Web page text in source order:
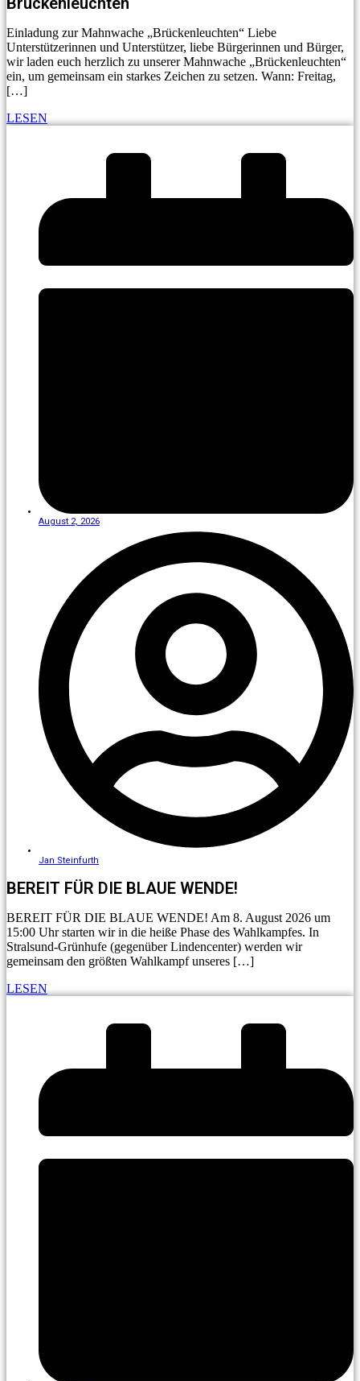
Einladung zur Mahnwache „Brückenleuchten“ Liebe
Unterstützerinnen und Unterstützer, liebe Bürgerinnen und Bürger,
wir laden euch herzlich zu unserer Mahnwache „Brückenleuchten“
ein, um gemeinsam ein starkes Zeichen zu setzen. Wann: Freitag,
[…]
LESEN
August 2, 2026
Jan Steinfurth
BEREIT FÜR DIE BLAUE WENDE!
BEREIT FÜR DIE BLAUE WENDE! Am 8. August 2026 um
15:00 Uhr starten wir in die heiße Phase des Wahlkampfes. In
Stralsund-Grünhufe (gegenüber Lindencenter) werden wir
gemeinsam den größten Wahlkampf unseres […]
LESEN